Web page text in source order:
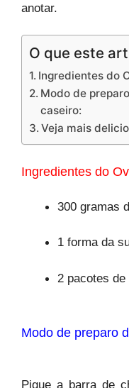
anotar.
O que este
Ingredientes do
Modo de
caseiro:
Veja mais
Ingredientes do
300 gramas
1 forma da
2 pacotes de
Modo de preparo
Pique a barra de